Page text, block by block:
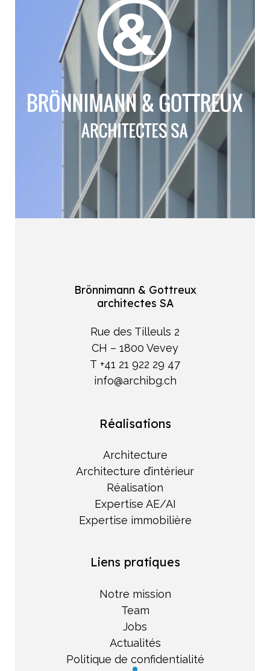
Brönnimann & Gottreux
architectes SA
Rue des Tilleuls 2
CH – 1800 Vevey
T +41 21 922 29 47
info@archibg.ch
Réalisations
Architecture
Architecture d’intérieur
Réalisation
Expertise AE/AI
Expertise immobilière
Liens pratiques
Notre mission
Team
Jobs
Actualités
Politique de confidentialité